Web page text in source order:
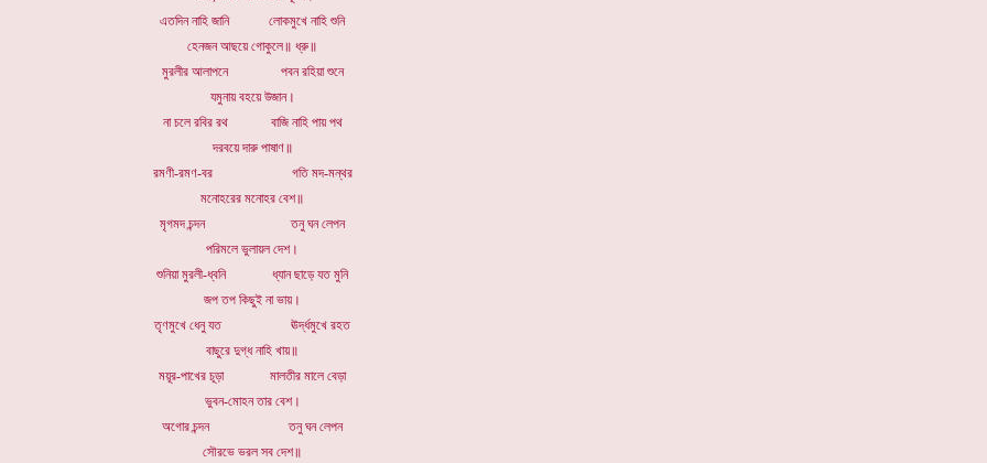
এতদিন নাহি জানি লোকমুখে নাহি শুনি
হেনজন আছয়ে গোকুলে॥ ধ্রু॥
মুরলীর আলাপনে পবন রহিয়া শুনে
যমুনায় বহয়ে উজান।
না চলে রবির রথ বাজি নাহি পায় পথ
দরবয়ে দারু পাষাণ॥
রমণী-রমণ-বর গতি মদ-মন্থর
মনোহরের মনোহর বেশ॥
মৃগমদ চন্দন তনু ঘন লেপন
পরিমলে ভুলায়ল দেশ।
শুনিয়া মুরলী-ধ্বনি ধ্যান ছাড়ে যত মুনি
জপ তপ কিছুই না ভায়।
তৃণমুখে ধেনু যত ঊর্দ্ধমুখে রহত
বাছুরে দুগ্ধ নাহি খায়॥
ময়ূর-পাখের চূড়া মালতীর মালে বেড়া
ভুবন-মোহন তার বেশ।
অগোর চন্দন তনু ঘন লেপন
সৌরভে ভরল সব দেশ॥